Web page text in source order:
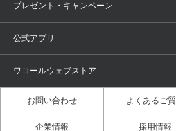
Licensed Brands
ニュース＆トピックス
大人の工場見学inベトナム
店舗体験記（マンガ）
3Dボディスキャン体験（マンガ）
プレゼント・キャンペーン
公式アプリ
ワコールウェブストア
お問い合わせ よくあるご
企業情報 採用情報